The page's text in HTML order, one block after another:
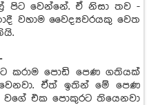
පිට වෙන්නේ. ඒ නිසා තව -
වහාම වෛද්‍යවරයකු වෙත
කරාම පොඩි පෙණ ගතියක්
ඒත් ඉතින් මේ පෙණ
එක පොකුරට තියෙනවා